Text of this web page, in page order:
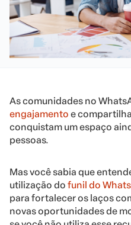
As comunidades no
engajamento e
conquistam um espaço
pessoas.
Mas você sabia que
utilização do funil do
para fortalecer os laços
novas oportunidades de